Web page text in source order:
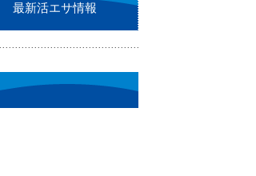
最新活エサ情報